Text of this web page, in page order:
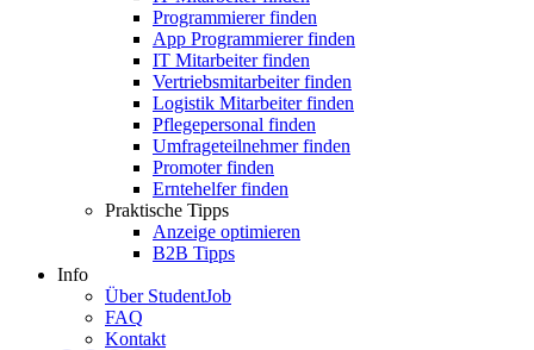
Programmierer finden
App Programmierer finden
IT Mitarbeiter finden
Vertriebsmitarbeiter finden
Logistik Mitarbeiter finden
Pflegepersonal finden
Umfrageteilnehmer finden
Promoter finden
Erntehelfer finden
Praktische Tipps
Anzeige optimieren
B2B Tipps
Info
Über StudentJob
FAQ
Kontakt